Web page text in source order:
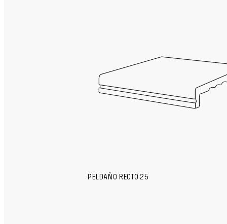
PELDAÑO RECTO 25